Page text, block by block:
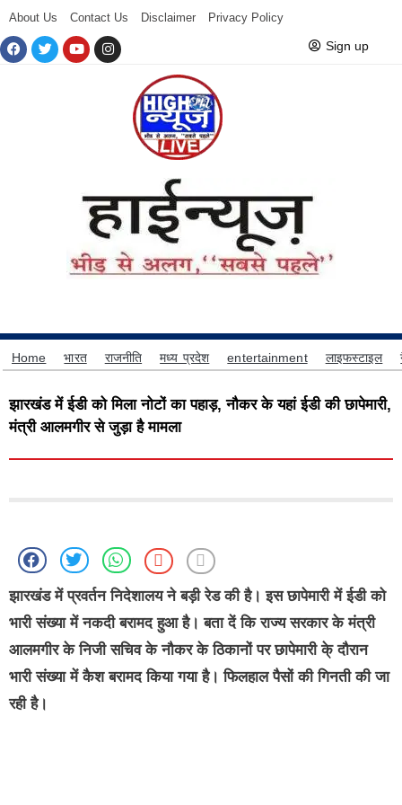
About Us Contact Us Disclaimer Privacy Policy
Sign up
Home भारत राजनीति मध्य प्रदेश entertainment लाइफस्टाइल
झारखंड में ईडी को मिला नोटों का पहाड़, नौकर के यहां ईडी की छापेमारी,
मंत्री आलमगीर से जुड़ा है मामला
झारखंड में प्रवर्तन निदेशालय ने बड़ी रेड की है। इस छापेमारी में ईडी को
भारी संख्या में नकदी बरामद हुआ है। बता दें कि राज्य सरकार के मंत्री
आलमगीर के निजी सचिव के नौकर के ठिकानों पर छापेमारी के् दौरान
भारी संख्या में कैश बरामद किया गया है। फिलहाल पैसों की गिनती की जा
रही है।